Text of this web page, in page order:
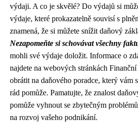
výdaji. A co je skvělé? Do výdajů si
výdaje, které prokazatelně souvisí s
znamená, že si můžete snížit daňový
Nezapomeňte si schovávat všechny
mohli své výdaje doložit. Informace o
najdete na webových stránkách
obrátit na daňového poradce, který vám
rád pomůže. Pamatujte, že znalost
pomůže vyhnout se zbytečným
na rozvoj vašeho podnikání.